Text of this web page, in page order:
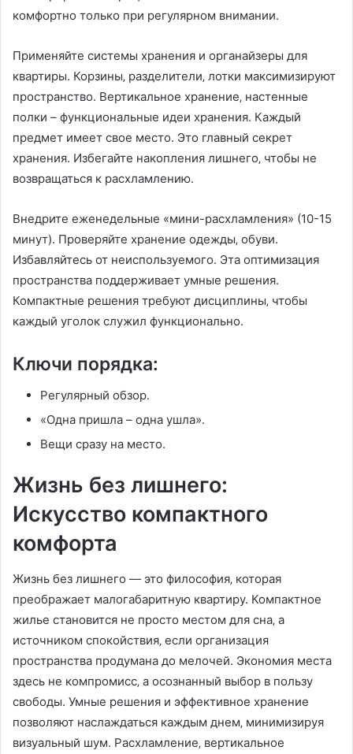
комфортно только при регулярном внимании.
Применяйте системы хранения и органайзеры для
квартиры. Корзины‚ разделители‚ лотки максимизируют
пространство. Вертикальное хранение‚ настенные
полки – функциональные идеи хранения. Каждый
предмет имеет свое место. Это главный секрет
хранения. Избегайте накопления лишнего‚ чтобы не
возвращаться к расхламлению.
Внедрите еженедельные «мини-расхламления» (10-15
минут). Проверяйте хранение одежды‚ обуви.
Избавляйтесь от неиспользуемого. Эта оптимизация
пространства поддерживает умные решения.
Компактные решения требуют дисциплины‚ чтобы
каждый уголок служил функционально.
Ключи порядка:
Регулярный обзор.
«Одна пришла – одна ушла».
Вещи сразу на место.
Жизнь без лишнего:
Искусство компактного
комфорта
Жизнь без лишнего — это философия‚ которая
преображает малогабаритную квартиру. Компактное
жилье становится не просто местом для сна‚ а
источником спокойствия‚ если организация
пространства продумана до мелочей. Экономия места
здесь не компромисс‚ а осознанный выбор в пользу
свободы. Умные решения и эффективное хранение
позволяют наслаждаться каждым днем‚ минимизируя
визуальный шум. Расхламление‚ вертикальное